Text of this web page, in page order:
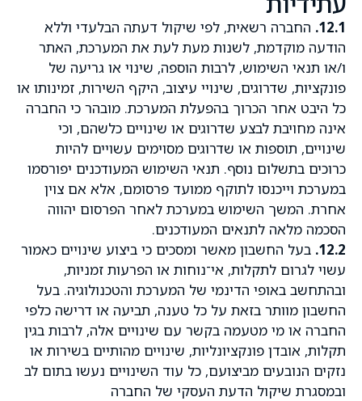
12.1. החברה רשאית, לפי שיקול דעתה הבלעדי וללא
הודעה מוקדמת, לשנות מעת לעת את המערכת, האתר
ו/או תנאי השימוש, לרבות הוספה, שינוי או גריעה של
פונקציות, שדרוגים, שינויי עיצוב, היקף השירות, זמינותו או
כל היבט אחר הכרוך בהפעלת המערכת. מובהר כי החברה
אינה מחויבת לבצע שדרוגים או שינויים כלשהם, וכי
שינויים, תוספות או שדרוגים מסוימים עשויים להיות
כרוכים בתשלום נוסף. תנאי השימוש המעודכנים יפורסמו
במערכת וייכנסו לתוקף ממועד פרסומם, אלא אם צוין
אחרת. המשך השימוש במערכת לאחר הפרסום יהווה
הסכמה מלאה לתנאים המעודכנים.
12.2. בעל החשבון מאשר ומסכים כי ביצוע שינויים כאמור
עשוי לגרום לתקלות, אי־נוחות או הפרעות זמניות,
ובהתחשב באופי הדינמי של המערכת והטכנולוגיה. בעל
החשבון מוותר בזאת על כל טענה, תביעה או דרישה כלפי
החברה או מי מטעמה בקשר עם שינויים אלה, לרבות בגין
תקלות, אובדן פונקציונליות, שינויים מהותיים בשירות או
נזקים הנובעים מביצועם, כל עוד השינויים נעשו בתום לב
ובמסגרת שיקול הדעת העסקי של החברה